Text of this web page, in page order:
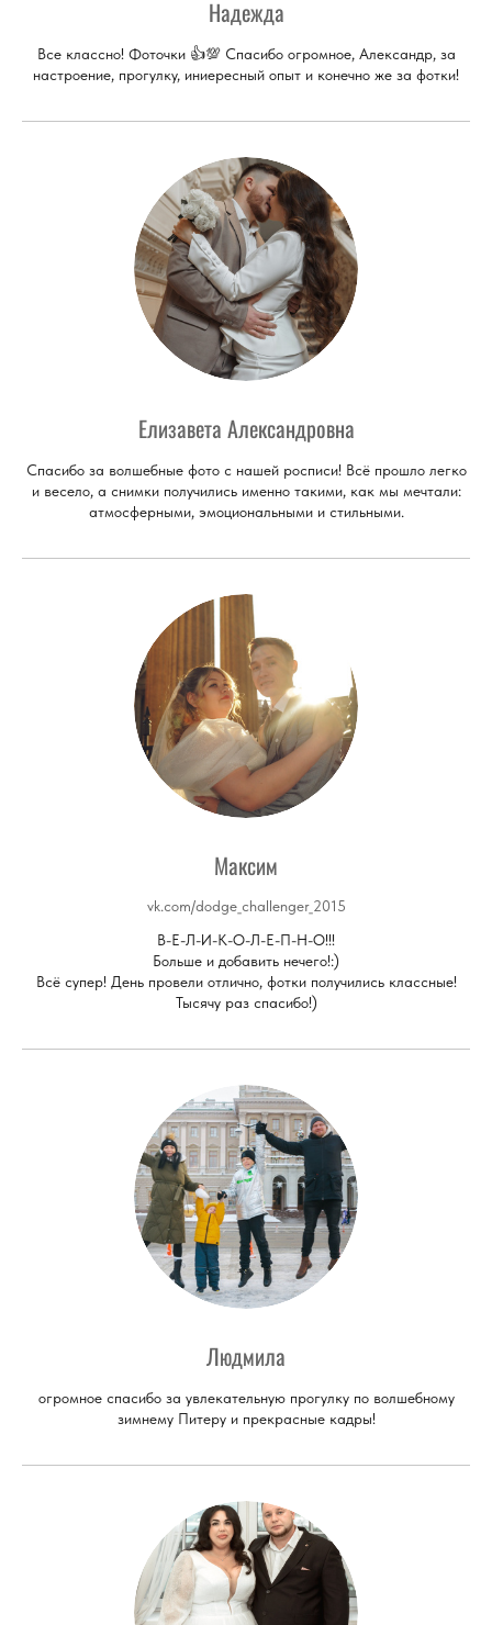
Надежда
Все классно! Фоточки 👍💯 Спасибо огромное, Александр, за
настроение, прогулку, иниересный опыт и конечно же за фотки!
Елизавета Александровна
Спасибо за волшебные фото с нашей росписи! Всё прошло легко
и весело, а снимки получились именно такими, как мы мечтали:
атмосферными, эмоциональными и стильными.
Максим
vk.com/dodge_challenger_2015
В-Е-Л-И-К-О-Л-Е-П-Н-О!!!
Больше и добавить нечего!:)
Всё супер! День провели отлично, фотки получились классные!
Тысячу раз спасибо!)
Людмила
огромное спасибо за увлекательную прогулку по волшебному
зимнему Питеру и прекрасные кадры!